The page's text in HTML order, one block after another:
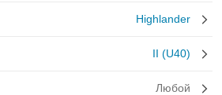
Highlander
II (U40)
Любой